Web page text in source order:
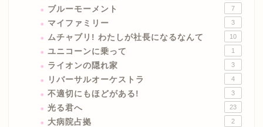
ブルーモーメント 7
マイファミリー 3
ムチャブリ! わたしが社長になるなんて 10
ユニコーンに乗って 1
ライオンの隠れ家 3
リバーサルオーケストラ 4
不適切にもほどがある! 3
光る君へ 23
大病院占拠 2